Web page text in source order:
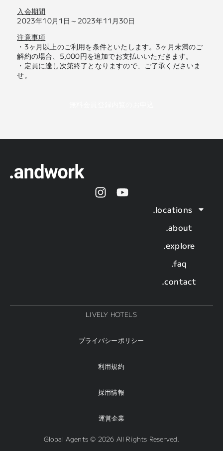
入会期間
2023年10月1日～2023年11月30日
注意事項
・3ヶ月以上のご利用を条件といたします。3ヶ月未満のご
解約の場合、5,000円を追加でお支払いいただきます。
・定員に達し次第終了となりますので、ご了承くださいま
せ。
.locations
.about
.explore
.faq
.contact
Global Agents © 2026 All Rights Reserved.
LIVELY HOTELS
プライバシーポリシー
利用規約
採用情報
運営企業